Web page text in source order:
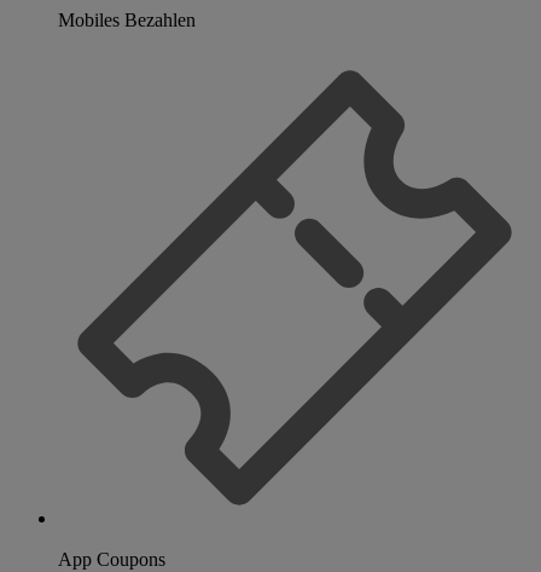
Mobiles Bezahlen
App Coupons